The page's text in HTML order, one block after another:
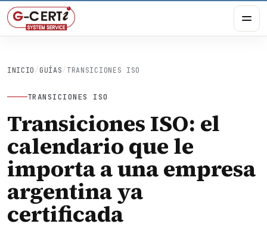
INICIO / GUÍAS / TRANSICIONES ISO
TRANSICIONES ISO
Transiciones ISO: el
calendario que le
importa a una empresa
argentina ya
certificada